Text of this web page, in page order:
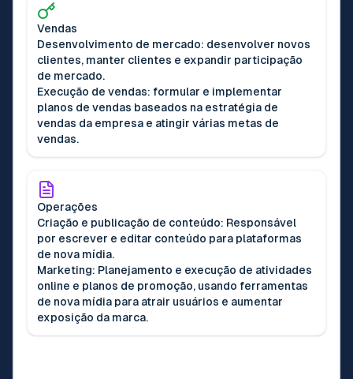
Vendas
Desenvolvimento de mercado: desenvolver novos
clientes, manter clientes e expandir participação
de mercado.
Execução de vendas: formular e implementar
planos de vendas baseados na estratégia de
vendas da empresa e atingir várias metas de
vendas.
Operações
Criação e publicação de conteúdo: Responsável
por escrever e editar conteúdo para plataformas
de nova mídia.
Marketing: Planejamento e execução de atividades
online e planos de promoção, usando ferramentas
de nova mídia para atrair usuários e aumentar
exposição da marca.